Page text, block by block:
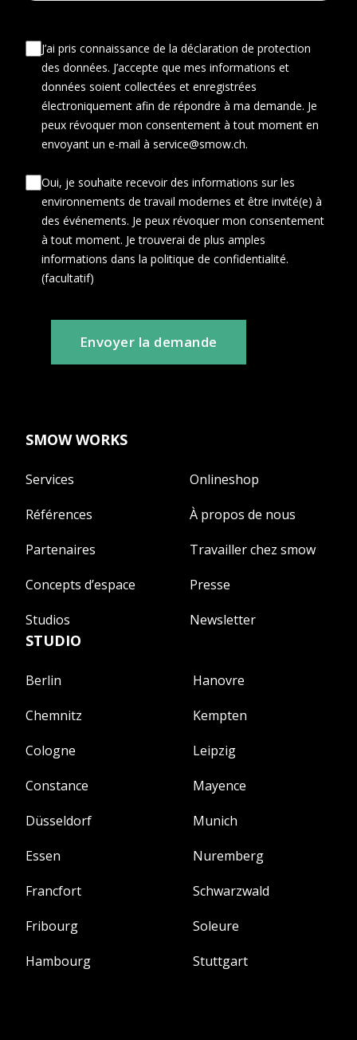
J’ai pris connaissance de la déclaration de protection
des données. J’accepte que mes informations et
données soient collectées et enregistrées
électroniquement afin de répondre à ma demande. Je
peux révoquer mon consentement à tout moment en
envoyant un e-mail à service@smow.ch.
Oui, je souhaite recevoir des informations sur les
environnements de travail modernes et être invité(e) à
des événements. Je peux révoquer mon consentement
à tout moment. Je trouverai de plus amples
informations dans la politique de confidentialité.
(facultatif)
Envoyer la demande
SMOW WORKS
Services
Références
Partenaires
Concepts d’espace
Studios
Onlineshop
À propos de nous
Travailler chez smow
Presse
Newsletter
STUDIO
Berlin
Chemnitz
Cologne
Constance
Düsseldorf
Essen
Francfort
Fribourg
Hambourg
Hanovre
Kempten
Leipzig
Mayence
Munich
Nuremberg
Schwarzwald
Soleure
Stuttgart